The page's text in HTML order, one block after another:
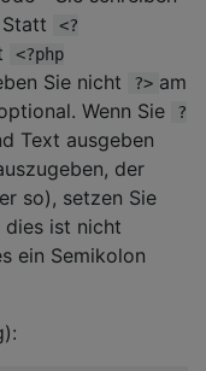
<?
<?php
Sie nicht ?> am
Wenn Sie
?
Text ausgeben
der
so), setzen Sie
ist nicht
ein Semikolon